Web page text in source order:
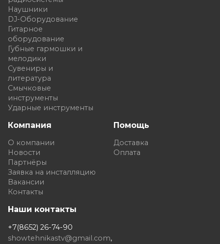
Наушники
DJ-Оборудование
Гитарное
оборудование
Губные гармошки и
мелодики
Сувениры и
литература
Смычковые
инструменты
Ударные инструменты
Компания
О компании
Новости
Партнёры
Заявка на инсталляцию
Вакансии
Контакты
Помощь
Доставка
Оплата
Наши контакты
+7(8652) 26-74-90
showtehnikastv@gmail.com,